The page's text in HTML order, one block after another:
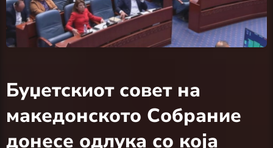
Буџетскиот совет на
македонското Собрание
донесе одлука со која